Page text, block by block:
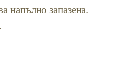
напълно запазена.